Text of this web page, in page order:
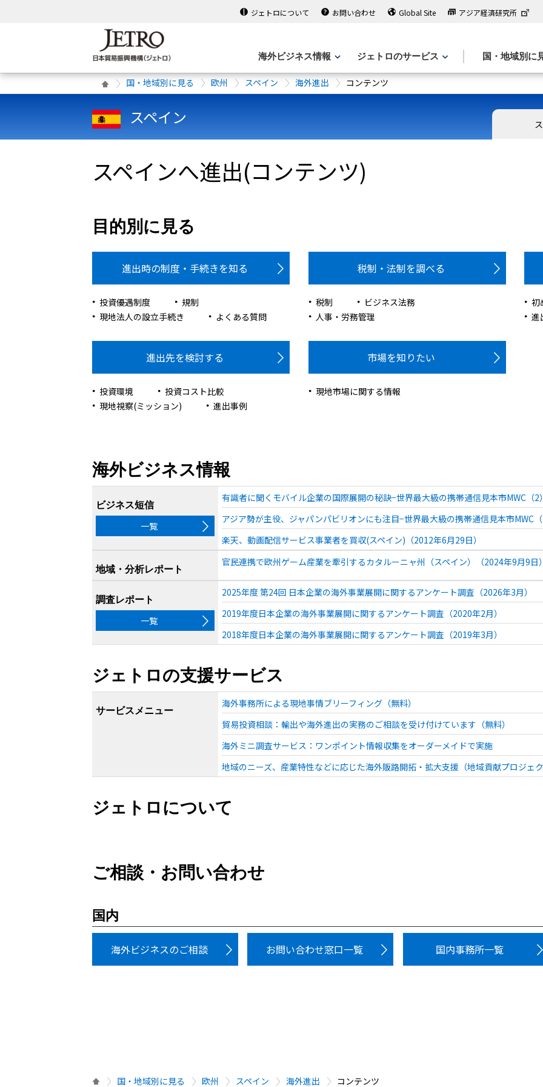
ジェトロについて お問い合わせ Global Site アジア経済研究所
海外ビジネス情報 ジェトロのサービス 国・地域別に
国・地域別に見る 欧州 スペイン 海外進出 コンテンツ
スペイン
スペインへ進出(コンテンツ)
目的別に見る
進出時の制度・手続きを知る
投資優遇制度
規制
現地法人の設立手続き
よくある質問
税制・法制を調べる
税制
ビジネス法務
人事・労務管理
初
進
進出先を検討する
投資環境
投資コスト比較
現地視察(ミッション)
進出事例
市場を知りたい
現地市場に関する情報
海外ビジネス情報
ビジネス短信
一覧
有識者に聞くモバイル企業の国際展開の秘訣−世界最大級の携帯通信見本市MWC（2
アジア勢が主役、ジャパンパビリオンにも注目−世界最大級の携帯通信見本市MWC
楽天、動画配信サービス事業者を買収(スペイン)（2012年6月29日）
地域・分析レポート
官民連携で欧州ゲーム産業を牽引するカタルーニャ州（スペイン）（2024年9月9日）
調査レポート
一覧
2025年度 第24回 日本企業の海外事業展開に関するアンケート調査（2026年3月）
2019年度日本企業の海外事業展開に関するアンケート調査（2020年2月）
2018年度日本企業の海外事業展開に関するアンケート調査（2019年3月）
ジェトロの支援サービス
サービスメニュー
海外事務所による現地事情ブリーフィング（無料）
貿易投資相談：輸出や海外進出の実務のご相談を受け付けています（無料）
海外ミニ調査サービス：ワンポイント情報収集をオーダーメイドで実施
地域のニーズ、産業特性などに応じた海外販路開拓・拡大支援（地域貢献プロジェク
ジェトロについて
ご相談・お問い合わせ
国内
海外ビジネスのご相談 お問い合わせ窓口一覧 国内事務所一覧
国・地域別に見る 欧州 スペイン 海外進出 コンテンツ